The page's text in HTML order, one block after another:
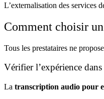
L’externalisation des services
Comment choisir
Tous les prestataires ne
Vérifier l’expérience
La transcription audio pour